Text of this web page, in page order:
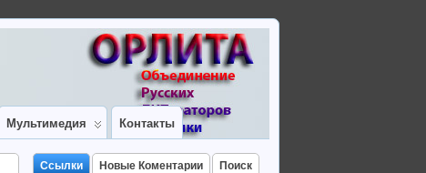
Мультимедия Контакты
Ссылки Новые Коментарии Поиск